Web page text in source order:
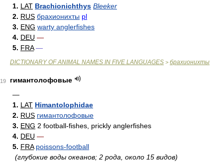
1. LAT Brachionichthys Bleeker
2. RUS брахионихты pl
3. ENG warty anglerfishes
4. DEU —
5. FRA —
DICTIONARY OF ANIMAL NAMES IN FIVE LANGUAGES > брахионихты
19
гимантолофовые
—
1. LAT Himantolophidae
2. RUS гимантолофовые
3. ENG 2 football-fishes, prickly anglerfishes
4. DEU —
5. FRA poissons-football
(глубокие воды океанов; 2 рода, около 15 видов)